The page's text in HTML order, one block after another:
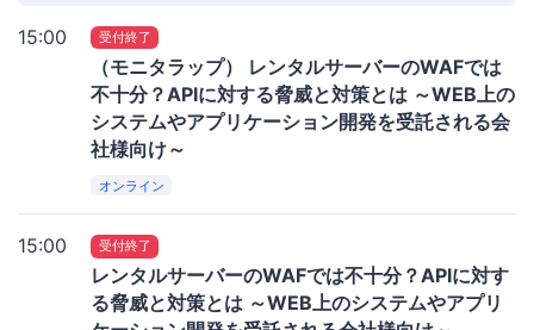
15:00 受付終了
（モニタラップ） レンタルサーバーのWAFでは
不十分？APIに対する脅威と対策とは ～WEB上の
システムやアプリケーション開発を受託される会
社様向け～
オンライン
15:00 受付終了
レンタルサーバーのWAFでは不十分？APIに対す
る脅威と対策とは ～WEB上のシステムやアプリ